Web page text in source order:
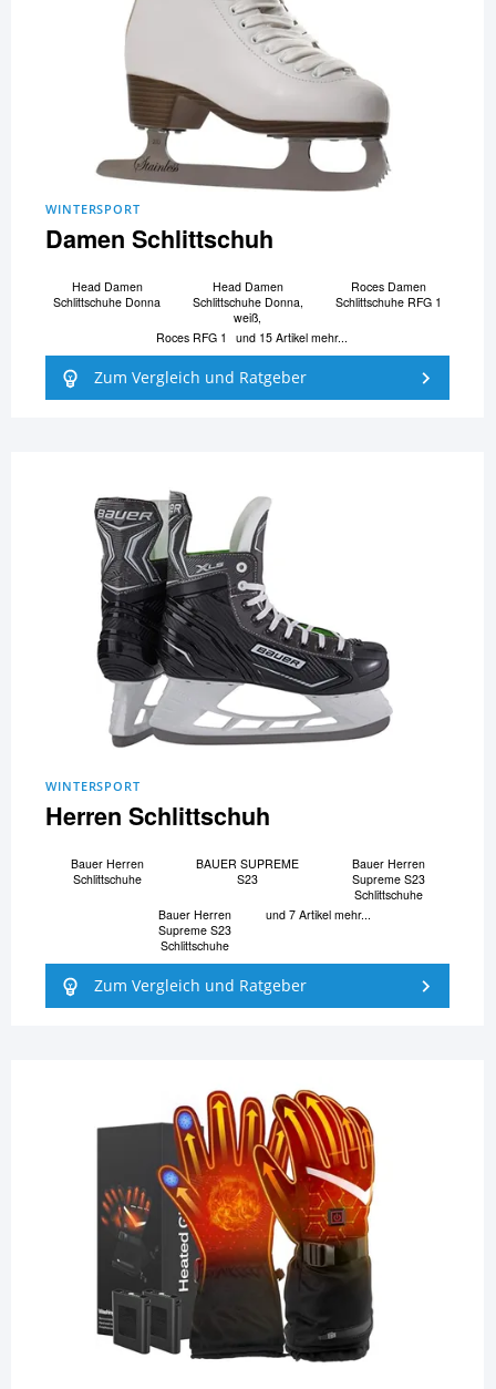
WINTERSPORT
Damen Schlittschuh
Head Damen
Schlittschuhe Donna
Head Damen
Schlittschuhe Donna,
weiß,
Roces Damen
Schlittschuhe RFG 1
Roces RFG 1 und 15 Artikel mehr...
Zum Vergleich und Ratgeber
WINTERSPORT
Herren Schlittschuh
Bauer Herren
Schlittschuhe
BAUER SUPREME
S23
Bauer Herren
Supreme S23
Schlittschuhe
Bauer Herren
Supreme S23
Schlittschuhe
und 7 Artikel mehr...
Zum Vergleich und Ratgeber